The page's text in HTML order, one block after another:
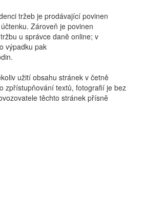
tržeb je prodávající povinen
Zároveň je povinen
u správce daně online; v
výpadku pak
užití obsahu stránek v četně
zpřístupňování textů, fotografií je bez
těchto stránek přísně